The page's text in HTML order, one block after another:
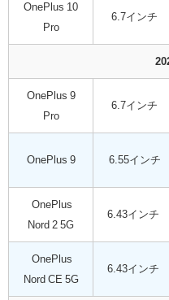
OnePlus 10
Pro
6.7インチ
OnePlus 9
Pro
6.7インチ
OnePlus 9 6.55インチ
OnePlus
Nord 2 5G
6.43インチ
OnePlus
Nord CE 5G
6.43インチ